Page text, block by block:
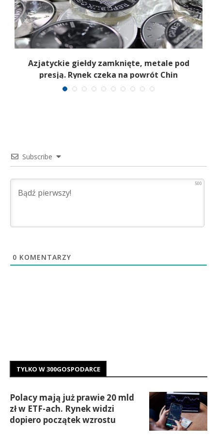
Azjatyckie giełdy zamknięte, metale pod
presją. Rynek czeka na powrót Chin
Subscribe
500
0 KOMENTARZY
TYLKO W 300GOSPODARCE
Polacy mają już prawie 20 mld
zł w ETF-ach. Rynek widzi
dopiero początek wzrostu